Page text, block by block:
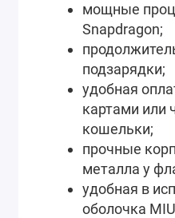
мощные
Snapdragon;
подзарядки;
удобная
картами или
кошельки;
прочные
металла у
удобная в
оболочка